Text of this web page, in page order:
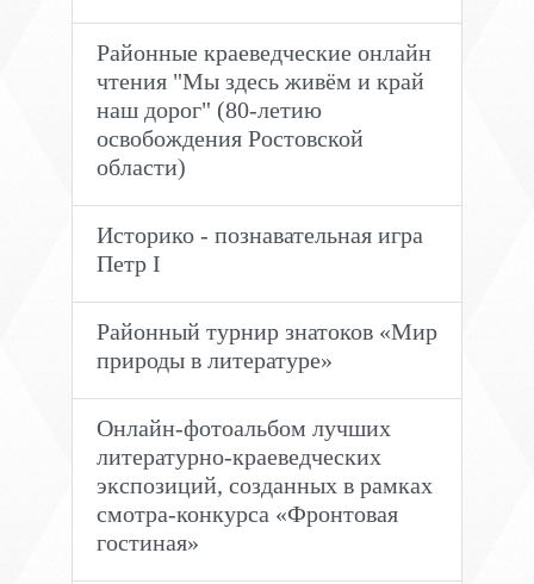
Районные краеведческие онлайн
чтения "Мы здесь живём и край
наш дорог" (80-летию
освобождения Ростовской
области)
Историко - познавательная игра
Петр I
Районный турнир знатоков «Мир
природы в литературе»
Онлайн-фотоальбом лучших
литературно-краеведческих
экспозиций, созданных в рамках
смотра-конкурса «Фронтовая
гостиная»